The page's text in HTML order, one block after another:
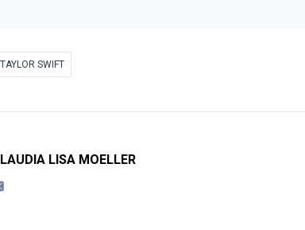
TAYLOR SWIFT
LISA MOELLER